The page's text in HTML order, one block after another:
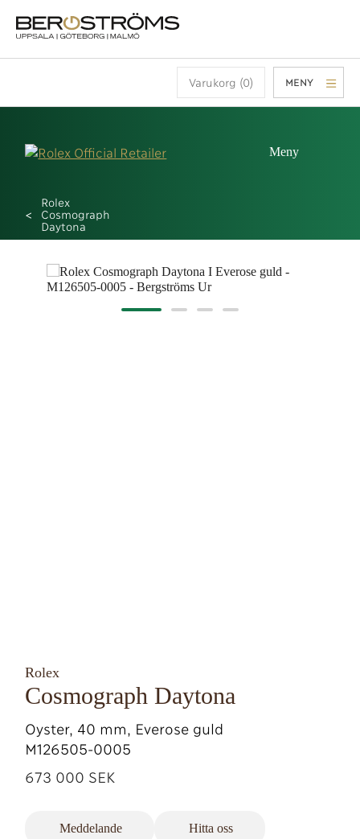
Varukorg (0) MENY
Meny
Rolex
Cosmograph
Daytona
Rolex
Cosmograph Daytona
Oyster, 40 mm, Everose guld
M126505-0005
673 000 SEK
Meddelande Hitta oss